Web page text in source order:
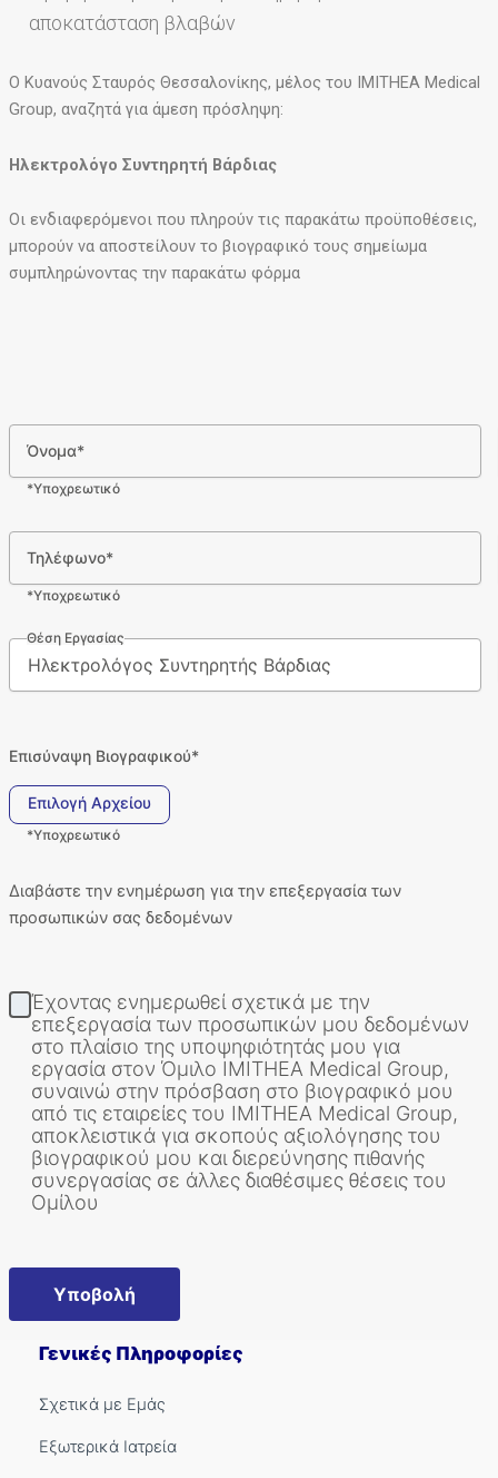
αποκατάσταση βλαβών
Ο Κυανούς Σταυρός Θεσσαλονίκης, μέλος του IMITHEA Medical
Group, αναζητά για άμεση πρόσληψη:
Ηλεκτρολόγο Συντηρητή Βάρδιας
Οι ενδιαφερόμενοι που πληρούν τις παρακάτω προϋποθέσεις,
μπορούν να αποστείλουν το βιογραφικό τους σημείωμα
συμπληρώνοντας την παρακάτω φόρμα
Όνομα*
*Υποχρεωτικό
Τηλέφωνο*
*Υποχρεωτικό
Θέση Εργασίας
Επισύναψη Βιογραφικού*
Επιλογή Αρχείου
*Υποχρεωτικό
Διαβάστε την ενημέρωση για την επεξεργασία των
προσωπικών σας δεδομένων
Έχοντας ενημερωθεί σχετικά με την
επεξεργασία των προσωπικών μου δεδομένων
στο πλαίσιο της υποψηφιότητάς μου για
εργασία στον Όμιλο IMITHEA Medical Group,
συναινώ στην πρόσβαση στο βιογραφικό μου
από τις εταιρείες του IMITHEA Medical Group,
αποκλειστικά για σκοπούς αξιολόγησης του
βιογραφικού μου και διερεύνησης πιθανής
συνεργασίας σε άλλες διαθέσιμες θέσεις του
Ομίλου
Γενικές Πληροφορίες
Σχετικά με Εμάς
Εξωτερικά Ιατρεία